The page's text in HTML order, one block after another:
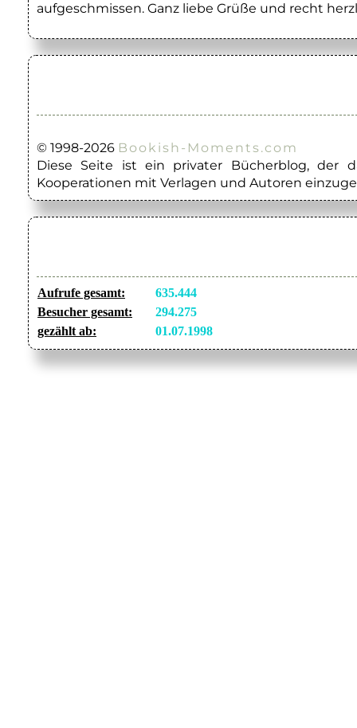
aufgeschmissen. Ganz liebe Grüße und recht
© 1998-2026 Bookish-Moments.com
Diese Seite ist ein privater Bücherblog, der
Kooperationen mit Verlagen und Autoren
Aufrufe gesamt:
635.444
Besucher gesamt:
294.275
gezählt ab:
01.07.1998